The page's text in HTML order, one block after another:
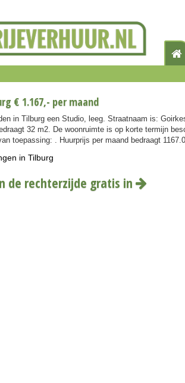
€ 1.167,- per maand
in Tilburg een Studio, leeg. Straatnaam is:
32 m2. De woonruimte is op korte termijn
toepassing: . Huurprijs per maand bedraagt
in Tilburg
de rechterzijde gratis in